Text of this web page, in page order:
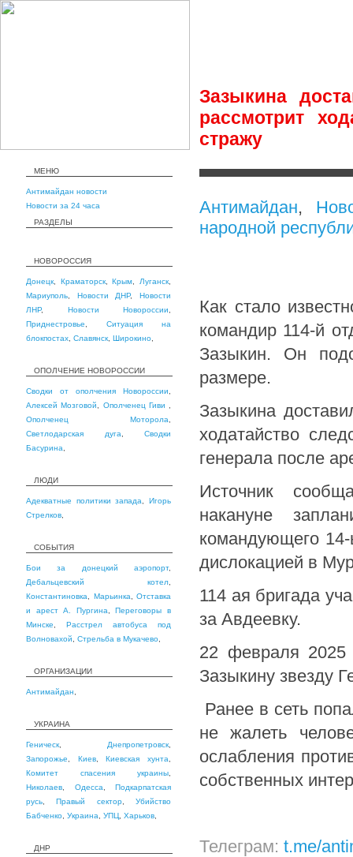
Зазыкина
рассмотрит
стражу
МЕНЮ
Антимайдан новости
Новости за 24 часа
РАЗДЕЛЫ
НОВОРОССИЯ
Донецк Краматорск,Крым Луганск
Мариуполь
Новости ДНР,Новости
ЛНР, Новости Новороссии
Приднестровье
Ситуация на
блокпостах Славянск Широкино
ОПОЛЧЕНИЕ НОВОРОССИИ
Сводки от ополчения Новороссии
Алексей Мозговой
Ополченец Гиви
Ополченец Моторола
Светлодарская дуга
Сводки
Басурина
ЛЮДИ
Адекватные политики запада ,Игорь
Стрелков
СОБЫТИЯ
Бои за донецкий аэропорт,
Дебальцевский котел
Константиновка
Марьинка
Отставка
и арест А. Пургина ,Переговоры в
Минске
Расстрел автобуса под
Волновахой
Стрельба в Мукачево
ОРГАНИЗАЦИИ
Антимайдан
УКРАИНА
Геническ Днепропетровск
Запорожье
Киев,Киевская хунта
Комитет спасения украины
Николаев
Одесса
Подкарпатская
русь ,Правый сектор,Убийство
Бабченко Украина УПЦ Харьков
ДНР
Антимайдан,
народной
Как стало
командир 114-й
Зазыкин. Он
размере.
Зазыкина
ходатайство
генерала после
Источник
накануне
командующего 14-
дислокацией в
114 ая бригада
за Авдеевку.
22 февраля 2025
Зазыкину звезду
Ранее в сеть
не жалеть
ослабления
собственных
Телеграм: t.me/